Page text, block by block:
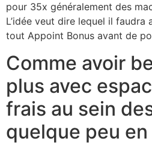
pour 35x généralement des
L’idée veut dire lequel il
tout Appoint Bonus avant de
Comme avoir
plus avec
frais au sein
quelque peu